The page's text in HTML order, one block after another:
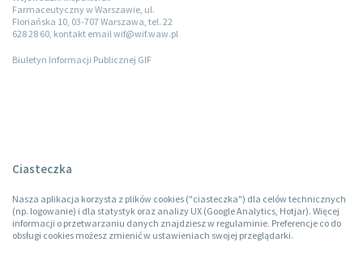
Farmaceutyczny w Warszawie, ul.
Floriańska 10, 03-707 Warszawa, tel. 22
628 28 60, kontakt email wif@wif.waw.pl
Biuletyn Informacji Publicznej GIF
Ciasteczka
Nasza aplikacja korzysta z plików cookies ("ciasteczka") dla celów technicznych
(np. logowanie) i dla statystyk oraz analizy UX (Google Analytics, Hotjar). Więcej
informacji o przetwarzaniu danych znajdziesz w regulaminie. Preferencje co do
obsługi cookies możesz zmienić w ustawieniach swojej przeglądarki.